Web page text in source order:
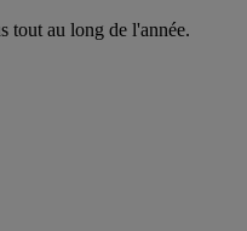
tout au long de l'année.